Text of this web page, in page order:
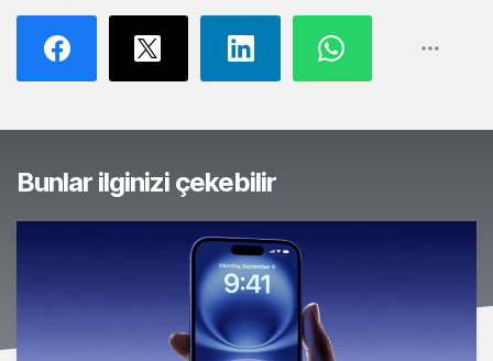
Bunlar ilginizi çekebilir